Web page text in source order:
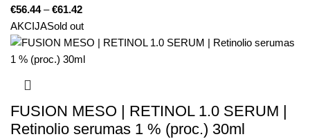
€56.44 – €61.42
AKCIJASold out
FUSION MESO | RETINOL 1.0 SERUM |
Retinolio serumas 1 % (proc.) 30ml